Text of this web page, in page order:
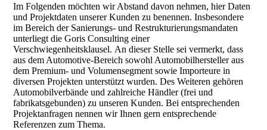
Im Folgenden möchten wir Abstand davon nehmen, hier Daten
und Projektdaten unserer Kunden zu benennen. Insbesondere
im Bereich der Sanierungs- und Restrukturierungsmandaten
unterliegt die Goris Consulting einer
Verschwiegenheitsklausel. An dieser Stelle sei vermerkt, dass
aus dem Automotive-Bereich sowohl Automobilhersteller aus
dem Premium- und Volumensegment sowie Importeure in
diversen Projekten unterstützt wurden. Des Weiteren gehören
Automobilverbände und zahlreiche Händler (frei und
fabrikatsgebunden) zu unseren Kunden. Bei entsprechenden
Projektanfragen nennen wir Ihnen gern entsprechende
Referenzen zum Thema.